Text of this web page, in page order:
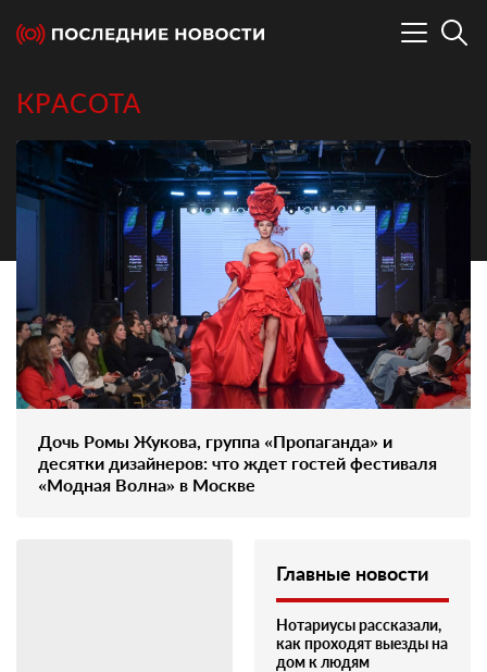
КРАСОТА
Дочь Ромы Жукова, группа «Пропаганда» и
десятки дизайнеров: что ждет гостей фестиваля
«Модная Волна» в Москве
Главные новости
Нотариусы рассказали,
как проходят выезды на
дом к людям